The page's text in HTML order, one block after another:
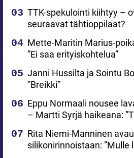
TTK-spekulointi kiihtyy –
seuraavat tähtioppilaat?
Mette-Maritin Marius-
”Ei saa erityiskohtelua”
Janni Hussilta ja Sointu
”Breikki”
Eppu Normaali nousee
– Martti Syrjä haikeana:
Rita Niemi-Manninen
silikonirinnoistaan: ”Mulle